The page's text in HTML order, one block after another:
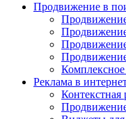
Продвижение в
Реклама в
Контекстная